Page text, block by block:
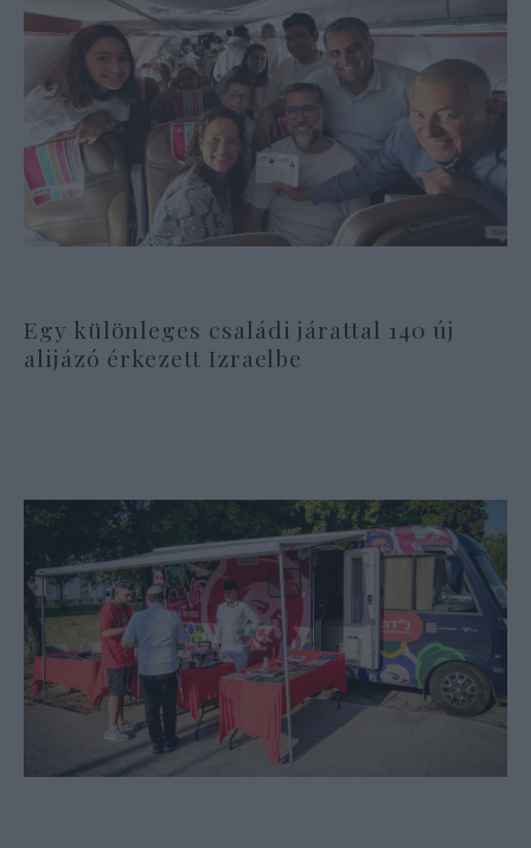
Egy különleges családi járattal 140 új
alijázó érkezett Izraelbe